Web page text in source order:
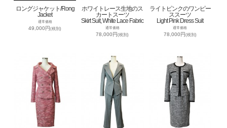
ロングジャケット/Rong
Jacket
通常価格
49,000円(税別)
ホワイトレース生地のス
カートスーツ
Skirt Suit, White Lace Fabric
通常価格
78,000円(税別)
ライトピンクのワンピー
ススーツ
Light Pink Dress Suit
通常価格
78,000円(税別)